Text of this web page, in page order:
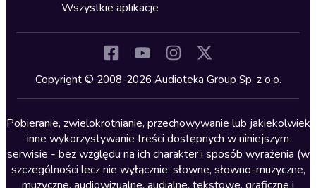
Kryminały
Lektury szkolne
Literatura anglojęzyczna
Literatura faktu
Literatura obyczajowa
Wszystkie aplikacje
Copyright © 2008-2026 Audioteka Group Sp. z o.o.
Pobieranie, zwielokrotnianie, przechowywanie lub jakiekolwiek
inne wykorzystywanie treści dostępnych w niniejszym
serwisie - bez względu na ich charakter i sposób wyrażenia (w
szczególności lecz nie wyłącznie: słowne, słowno-muzyczne,